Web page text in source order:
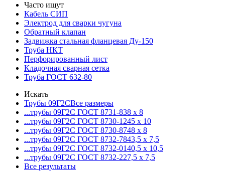
Часто ищут
Кабель СИП
Электрод для сварки чугуна
Обратный клапан
Задвижка стальная фланцевая Ду-150
Труба НКТ
Перфорированный лист
Кладочная сварная сетка
Труба ГОСТ 632-80
Искать
Трубы 09Г2СВсе размеры
...трубы 09Г2С ГОСТ 8731-838 x 8
...трубы 09Г2С ГОСТ 8730-1245 x 10
...трубы 09Г2С ГОСТ 8730-8748 x 8
...трубы 09Г2С ГОСТ 8732-7843,5 x 7,5
...трубы 09Г2С ГОСТ 8732-0140,5 x 10,5
...трубы 09Г2С ГОСТ 8732-227,5 x 7,5
Все результаты